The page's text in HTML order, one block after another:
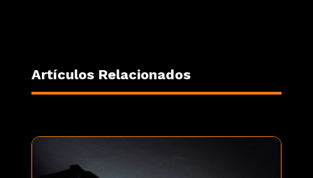
Artículos Relacionados